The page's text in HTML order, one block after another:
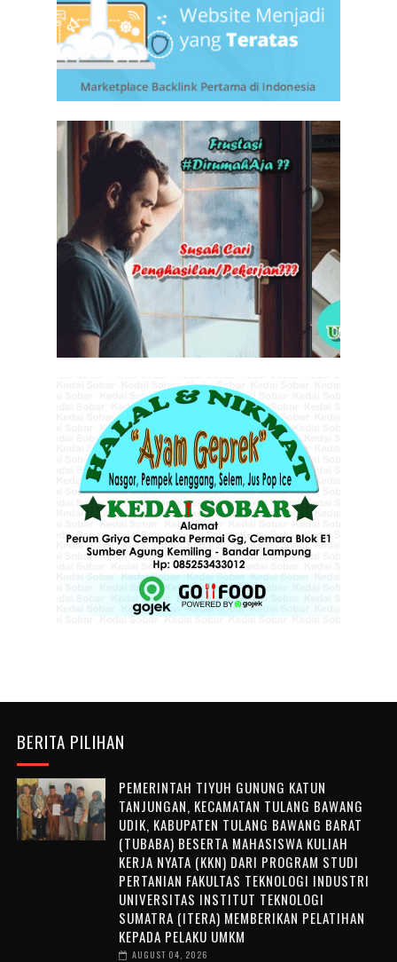
BERITA PILIHAN
PEMERINTAH TIYUH GUNUNG KATUN
TANJUNGAN, KECAMATAN TULANG BAWANG
UDIK, KABUPATEN TULANG BAWANG BARAT
(TUBABA) BESERTA MAHASISWA KULIAH
KERJA NYATA (KKN) DARI PROGRAM STUDI
PERTANIAN FAKULTAS TEKNOLOGI INDUSTRI
UNIVERSITAS INSTITUT TEKNOLOGI
SUMATRA (ITERA) MEMBERIKAN PELATIHAN
KEPADA PELAKU UMKM
AUGUST 04, 2026